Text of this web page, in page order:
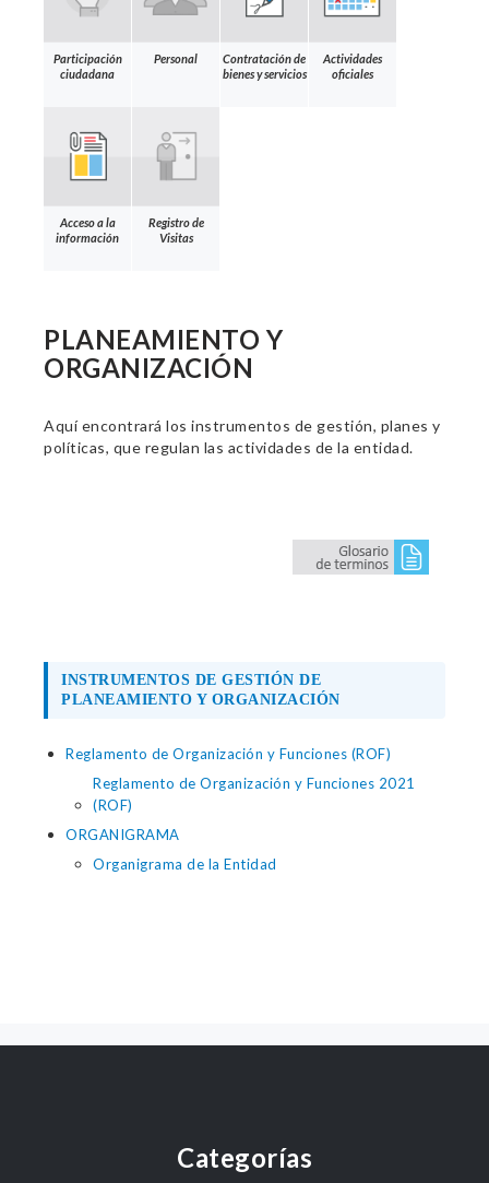
Participación
ciudadana
Personal
Contratación de
bienes y servicios
Actividades
oficiales
Acceso a la
información
Registro de
Visitas
PLANEAMIENTO Y
ORGANIZACIÓN
Aquí encontrará los instrumentos de gestión, planes y
políticas, que regulan las actividades de la entidad.
INSTRUMENTOS DE GESTIÓN DE
PLANEAMIENTO Y ORGANIZACIÓN
Reglamento de Organización y Funciones (ROF)
Reglamento de Organización y Funciones 2021
(ROF)
ORGANIGRAMA
Organigrama de la Entidad
Categorías